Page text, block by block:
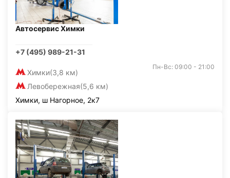
Автосервис Химки
+7 (495) 989-21-31
Химки(3,8 км)
Левобережная(5,6 км)
Пн-Вс: 09:00 - 21:00
Химки, ш Нагорное, 2к7